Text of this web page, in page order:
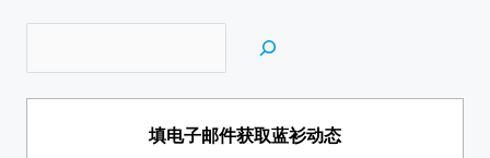
填电子邮件获取蓝衫动态